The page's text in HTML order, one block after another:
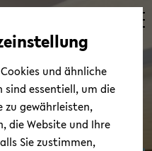
und ähnliche
sind essentiell, um die
gewährleisten,
die Website und Ihre
Sie zustimmen,